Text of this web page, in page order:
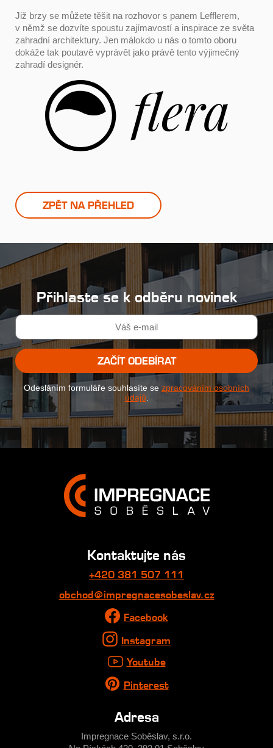
Již brzy se můžete těšit na rozhovor s panem Lefflerem,
v němž se dozvíte spoustu zajímavostí a inspirace ze světa
zahradní architektury. Jen málokdo u nás o tomto oboru
dokáže tak poutavě vyprávět jako právě tento výjimečný
zahradí designér.
ZPĚT NA PŘEHLED
Přihlaste se k odběru novinek
ZAČÍT ODEBÍRAT
Odesláním formuláře souhlasíte se zpracováním osobních
údajů
Kontaktujte nás
+420 381 507 111
obchod@impregnacesobeslav.cz
Facebook
Instagram
Youtube
Pinterest
Adresa
Impregnace Soběslav, s.r.o.